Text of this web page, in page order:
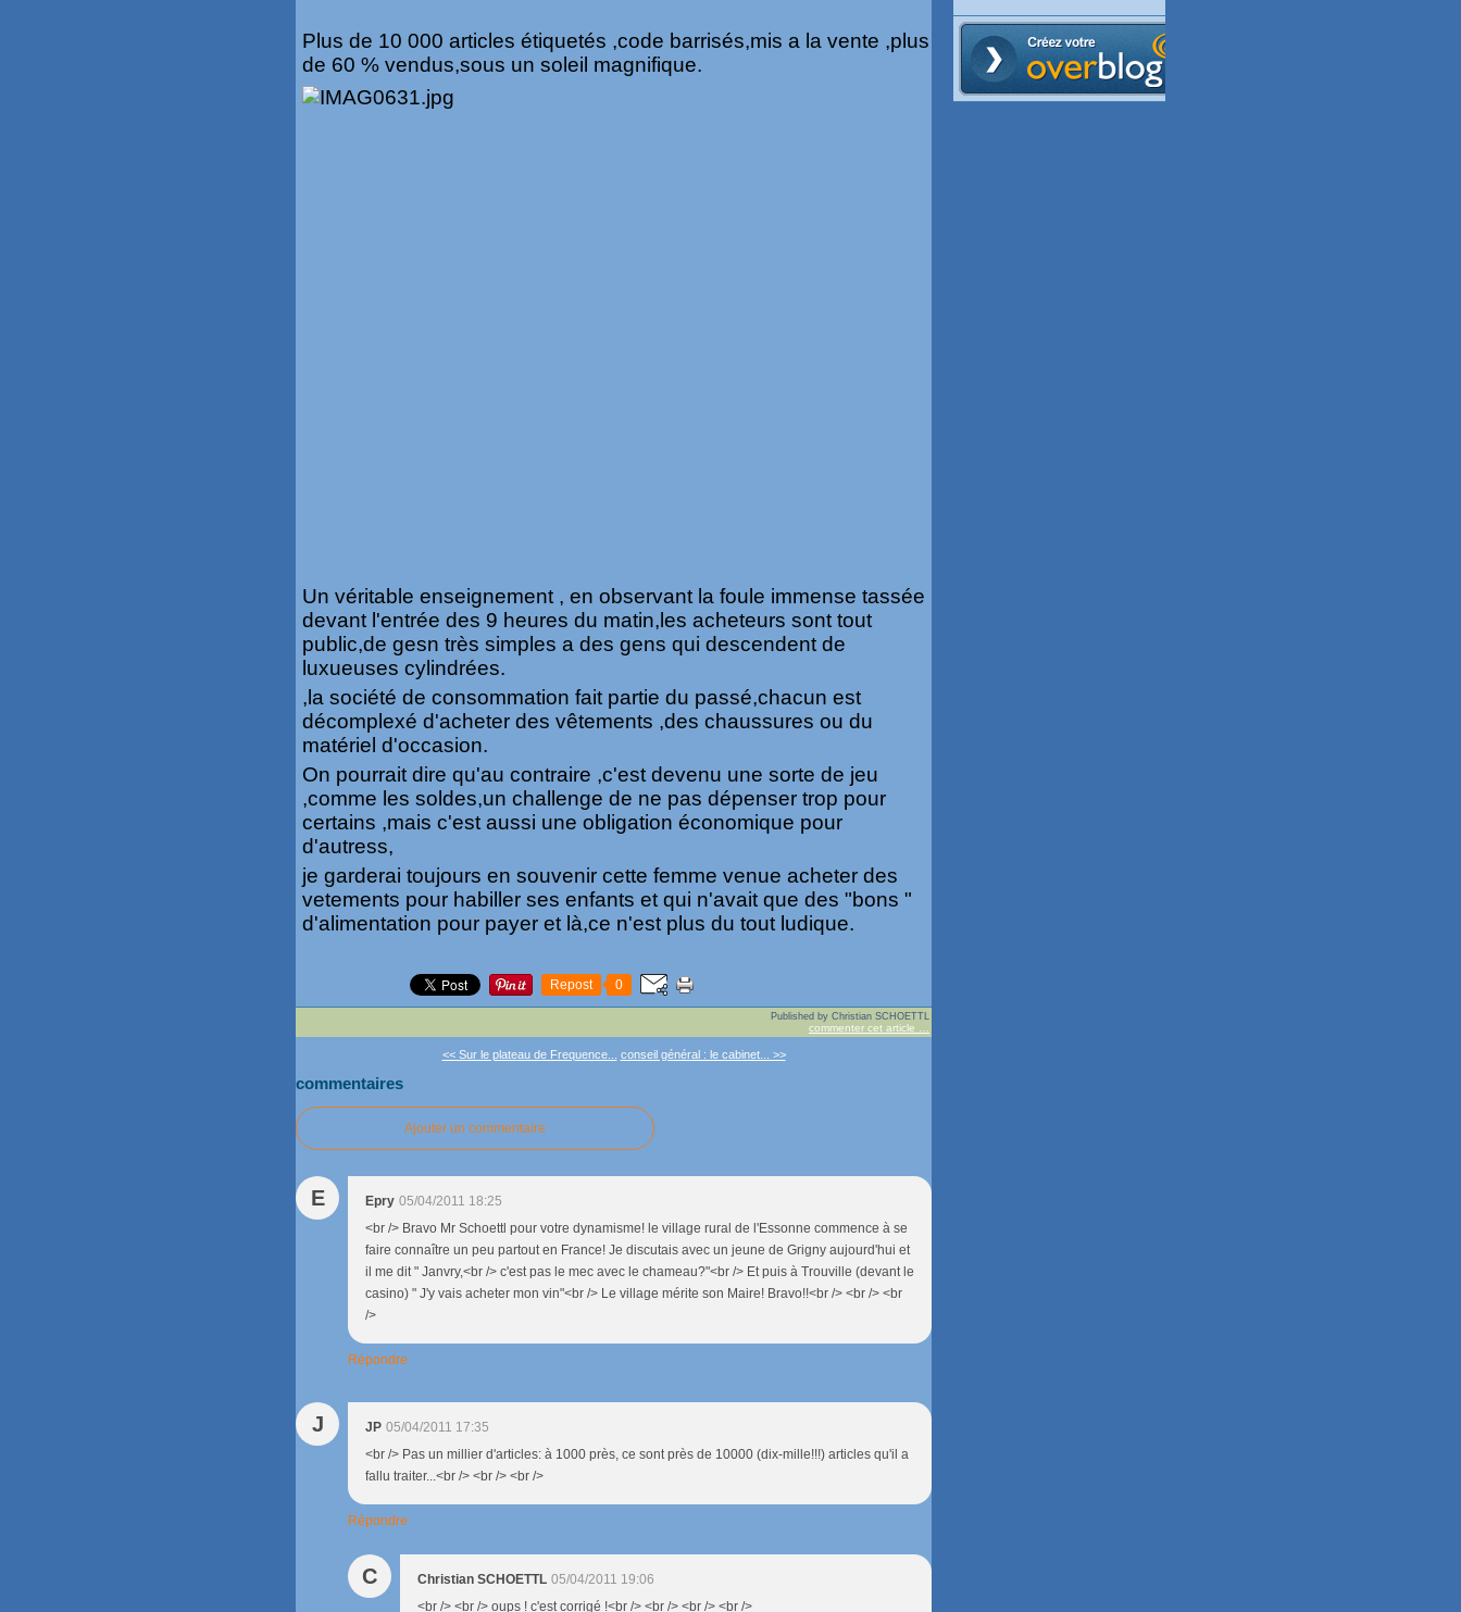
Plus de 10 000 articles étiquetés ,code barrisés,mis a la vente ,plus
de 60 % vendus,sous un soleil magnifique.
Un véritable enseignement , en observant la foule immense tassée
devant l'entrée des 9 heures du matin,les acheteurs sont tout
public,de gesn très simples a des gens qui descendent de
luxueuses cylindrées.
,la société de consommation fait partie du passé,chacun est
décomplexé d'acheter des vêtements ,des chaussures ou du
matériel d'occasion.
On pourrait dire qu'au contraire ,c'est devenu une sorte de jeu
,comme les soldes,un challenge de ne pas dépenser trop pour
certains ,mais c'est aussi une obligation économique pour
d'autress,
je garderai toujours en souvenir cette femme venue acheter des
vetements pour habiller ses enfants et qui n'avait que des "bons "
d'alimentation pour payer et là,ce n'est plus du tout ludique.
Repost 0
Published by Christian SCHOETTL
commenter cet article
<< Sur le plateau de Frequence... conseil général : le cabinet... >>
commentaires
Ajouter un commentaire
E Epry 05/04/2011 18:25
<br /> Bravo Mr Schoettl pour votre dynamisme! le village rural de l'Essonne commence à se
faire connaître un peu partout en France! Je discutais avec un jeune de Grigny aujourd'hui et
il me dit " Janvry,<br /> c'est pas le mec avec le chameau?"<br /> Et puis à Trouville (devant le
casino) " J'y vais acheter mon vin"<br /> Le village mérite son Maire! Bravo!!<br /> <br /> <br
/>
Répondre
J JP 05/04/2011 17:35
<br /> Pas un millier d'articles: à 1000 près, ce sont près de 10000 (dix-mille!!!) articles qu'il a
fallu traiter...<br /> <br /> <br />
Répondre
C Christian SCHOETTL 05/04/2011 19:06
<br /> <br /> oups ! c'est corrigé !<br /> <br /> <br /> <br />